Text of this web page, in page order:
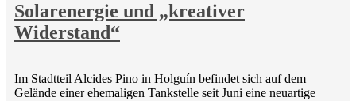
Solarenergie und „kreativer
Widerstand“
Im Stadtteil Alcides Pino in Holguín befindet sich auf dem
Gelände einer ehemaligen Tankstelle seit Juni eine neuartige